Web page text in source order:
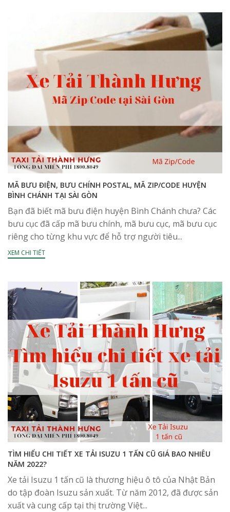
MÃ BƯU ĐIỆN, BƯU CHÍNH POSTAL, MÃ ZIP/CODE HUYỆN
BÌNH CHÁNH TẠI SÀI GÒN
Bạn đã biết mã bưu điện huyện Bình Chánh chưa? Các
bưu cục đã cấp mã bưu chính, mã bưu cục, mã bưu cục
riêng cho từng khu vực để hỗ trợ người tiêu...
XEM CHI TIẾT
TÌM HIỂU CHI TIẾT XE TẢI ISUZU 1 TẤN CŨ GIÁ BAO NHIÊU
NĂM 2022?
Xe tải Isuzu 1 tấn cũ là thương hiệu ô tô của Nhật Bản
do tập đoàn Isuzu sản xuất. Từ năm 2012, đã được sản
xuất và cung cấp tại thị trường Việt...